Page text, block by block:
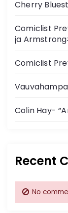
Cherry
Comiclist
ja
Comiclist
Colin Hay-
Recent
No